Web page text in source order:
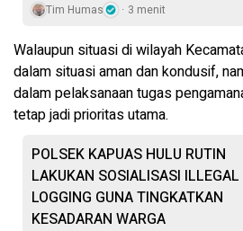
Tim Humas 3 menit
Walaupun situasi di wilayah
dalam situasi aman dan kondusif,
dalam pelaksanaan tugas
tetap jadi prioritas utama.
POLSEK KAPUAS HULU RUTIN
LAKUKAN SOSIALISASI ILLEGAL
LOGGING GUNA TINGKATKAN
KESADARAN WARGA